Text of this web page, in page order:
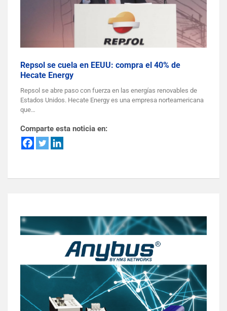
Repsol se cuela en EEUU: compra el 40% de
Hecate Energy
Repsol se abre paso con fuerza en las energías renovables de
Estados Unidos. Hecate Energy es una empresa norteamericana
que…
Comparte esta noticia en: